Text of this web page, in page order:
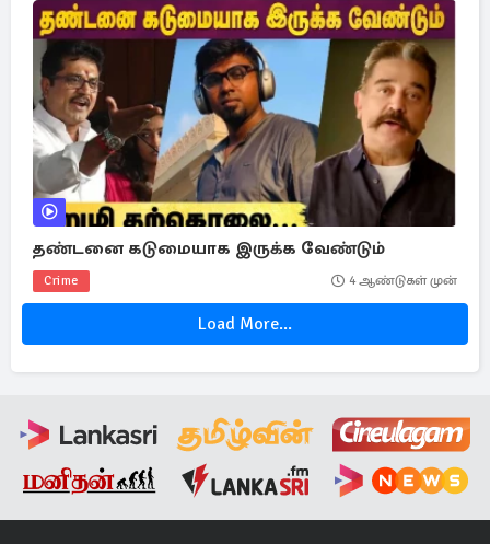
தண்டனை கடுமையாக இருக்க வேண்டும்
Crime 4 ஆண்டுகள் முன்
Load More...